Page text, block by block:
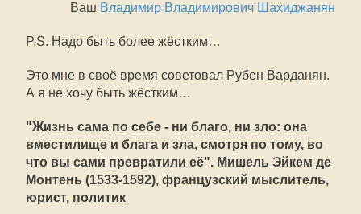
Ваш Владимир Владимирович Шахиджанян
P.S. Надо быть более жёстким…
Это мне в своё время советовал Рубен Варданян.
А я не хочу быть жёстким…
"Жизнь сама по себе - ни благо, ни зло: она
вместилище и блага и зла, смотря по тому, во
что вы сами превратили её". Мишель Эйкем де
Монтень (1533-1592), французский мыслитель,
юрист, политик